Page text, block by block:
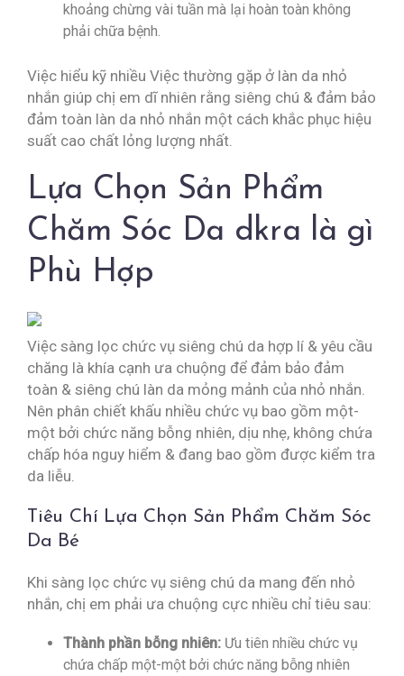
khoảng chừng vài tuần mà lại hoàn toàn không
phải chữa bệnh.
Việc hiểu kỹ nhiều Việc thường gặp ở làn da nhỏ
nhắn giúp chị em dĩ nhiên rằng siêng chú & đảm bảo
đảm toàn làn da nhỏ nhắn một cách khắc phục hiệu
suất cao chất lỏng lượng nhất.
Lựa Chọn Sản Phẩm
Chăm Sóc Da dkra là gì
Phù Hợp
Việc sàng lọc chức vụ siêng chú da hợp lí & yêu cầu
chăng là khía cạnh ưa chuộng để đảm bảo đảm
toàn & siêng chú làn da mỏng mảnh của nhỏ nhắn.
Nên phân chiết khấu nhiều chức vụ bao gồm một-
một bởi chức năng bỗng nhiên, dịu nhẹ, không chứa
chấp hóa nguy hiểm & đang bao gồm được kiểm tra
da liễu.
Tiêu Chí Lựa Chọn Sản Phẩm Chăm Sóc
Da Bé
Khi sàng lọc chức vụ siêng chú da mang đến nhỏ
nhắn, chị em phải ưa chuộng cực nhiều chỉ tiêu sau:
Thành phần bỗng nhiên: Ưu tiên nhiều chức vụ
chứa chấp một-một bởi chức năng bỗng nhiên